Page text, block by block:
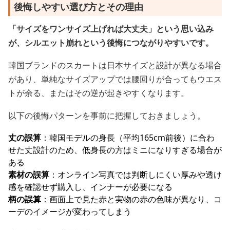
後悔しやすい選び方とその理由
「サイズをワンサイズ上げれば大丈夫」という思い込み
が、シルエット崩れという後悔につながりやすいです。
韓国ブランドのスカートは日本サイズと設計が異なる場合
があり、単純なサイズアップでは腰回りが合ってもウエス
トが余る、またはその逆が起きやすくなります。
以下の後悔パターンを事前に把握しておきましょう。
丈の誤算 ：韓国モデルの身長（平均165cm前後）に合わ
せた丈設計のため、低身長の方はミニになりすぎる場合が
ある
素材の誤算 ：オンライン写真では判断しにくい厚みや透け
感を確認せず購入し、インナーが必要になる
柄の誤算 ：画面上で見た赤と実物の赤の色味が異なり、コ
ーデのイメージが変わってしまう